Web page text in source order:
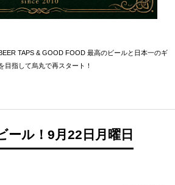
TAPS & GOOD FOOD 最高のビールと日本一のギ
目指して烏丸で再スタート！
ール！9月22日月曜日